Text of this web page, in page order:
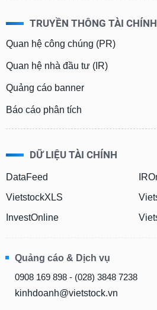
TRUYỀN THÔNG TÀI CHÍNH
Quan hệ công chúng (PR)
Quan hệ nhà đầu tư (IR)
Quảng cáo banner
Báo cáo phân tích
DỮ LIỆU TÀI CHÍNH
DataFeed
VietstockXLS
InvestOnline
Quảng cáo & Dịch vụ
0908 169 898 - (028) 3848 7238
kinhdoanh@vietstock.vn